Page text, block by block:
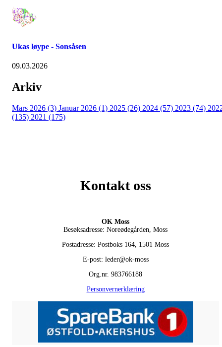
Ukas løype - Sonsåsen
09.03.2026
Arkiv
Mars 2026 (3) Januar 2026 (1) 2025 (26) 2024 (57) 2023 (74)
(135) 2021 (175)
Kontakt oss
OK Moss
Besøksadresse: Noreødegården, Moss
Postadresse: Postboks 164, 1501 Moss
E-post: leder@ok-moss
Org.nr. 983766188
Personvernerklæring